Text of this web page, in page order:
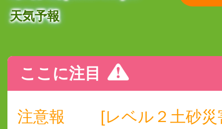
天気予報
ここに注目
注意報
[レベル２土砂